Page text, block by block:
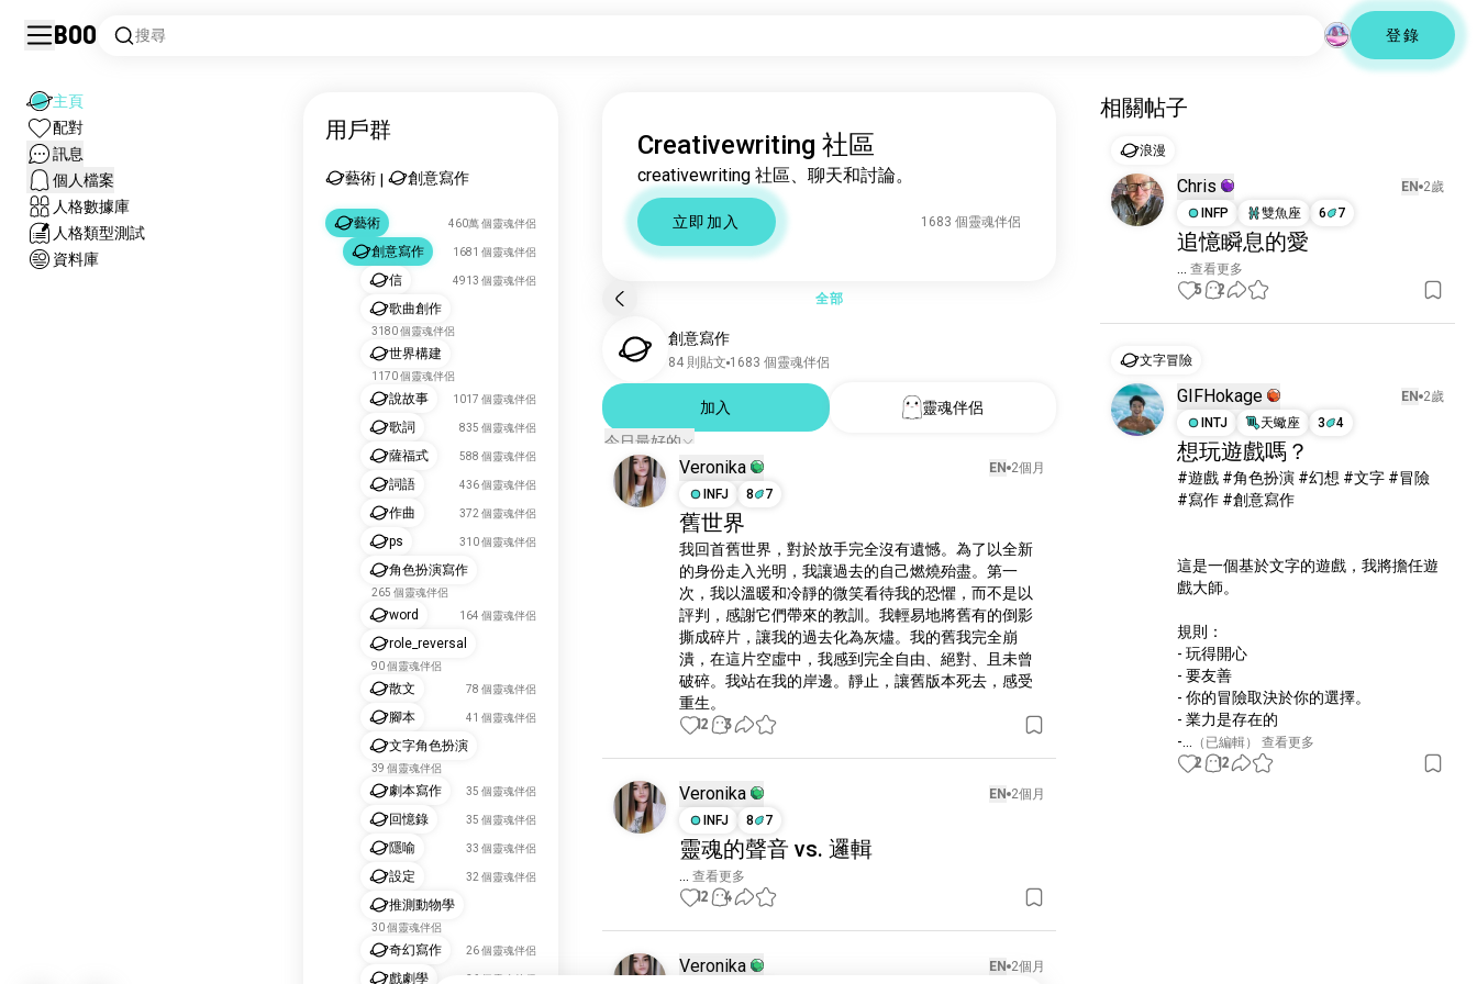
Boo 搜尋 登錄
主頁
配對
訊息
個人檔案
人格數據庫
人格類型測試
資料庫
用戶群
藝術 創意寫作
藝術 460萬 個靈魂伴侶
創意寫作 1681 個靈魂伴侶
信 4913 個靈魂伴侶
歌曲創作
3180 個靈魂伴侶
世界構建
1170 個靈魂伴侶
說故事 1017 個靈魂伴侶
歌詞 835 個靈魂伴侶
薩福式 588 個靈魂伴侶
詞語 436 個靈魂伴侶
作曲 372 個靈魂伴侶
ps 310 個靈魂伴侶
角色扮演寫作
265 個靈魂伴侶
word 164 個靈魂伴侶
role_reversal
90 個靈魂伴侶
散文 78 個靈魂伴侶
腳本 41 個靈魂伴侶
文字角色扮演
39 個靈魂伴侶
劇本寫作 35 個靈魂伴侶
回憶錄 35 個靈魂伴侶
隱喻 33 個靈魂伴侶
設定 32 個靈魂伴侶
推測動物學
30 個靈魂伴侶
奇幻寫作 26 個靈魂伴侶
戲劇學 26 個靈魂伴侶
Creativewriting 社區
creativewriting 社區、聊天和討論。
立即加入 1683 個靈魂伴侶
全部
創意寫作
84 則貼文 1683 個靈魂伴侶
加入
靈魂伴侶
今日最好的
Veronika EN 2個月
INFJ
8 7
舊世界
我回首舊世界，對於放手完全沒有遺憾。為了以全新
的身份走入光明，我讓過去的自己燃燒殆盡。第一
次，我以溫暖和冷靜的微笑看待我的恐懼，而不是以
評判，感謝它們帶來的教訓。我輕易地將舊有的倒影
撕成碎片，讓我的過去化為灰燼。我的舊我完全崩
潰，在這片空虛中，我感到完全自由、絕對、且未曾
破碎。我站在我的岸邊。靜止，讓舊版本死去，感受
重生。
12 3
Veronika EN 2個月
INFJ
8 7
靈魂的聲音 vs. 邏輯
查看更多
12 4
Veronika EN 2個月
相關帖子
浪漫
Chris EN 2歲
INFP
雙魚座 6 7
追憶瞬息的愛
查看更多
5 2
文字冒險
GIFHokage EN 2歲
INTJ
天蠍座 3 4
想玩遊戲嗎？
#遊戲 #角色扮演 #幻想 #文字 #冒險
#寫作 #創意寫作
這是一個基於文字的遊戲，我將擔任遊
戲大師。
規則：
- 玩得開心
- 要友善
- 你的冒險取決於你的選擇。
- 業力是存在的
-...
（已編輯） 查看更多
2 12